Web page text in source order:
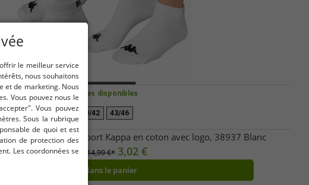
Tailles disponibles
39/42 43/46
de chaussettes de sport Kappa en coton avec logo, 38937 Blanc
Avant: 14,99 €* 3,02 €
dans le panier
le meilleur service
nous souhaitons
et de marketing. Nous
Vous pouvez nous le
Vous pouvez
Sous la rubrique
de quoi et est
de protection des
Les coordonnées se